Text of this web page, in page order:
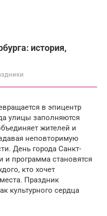
история,
в эпицентр
улицы заполняются
жителей и
неповторимую
День города Санкт-
и программа становятся
кто хочет
Праздник
культурного сердца